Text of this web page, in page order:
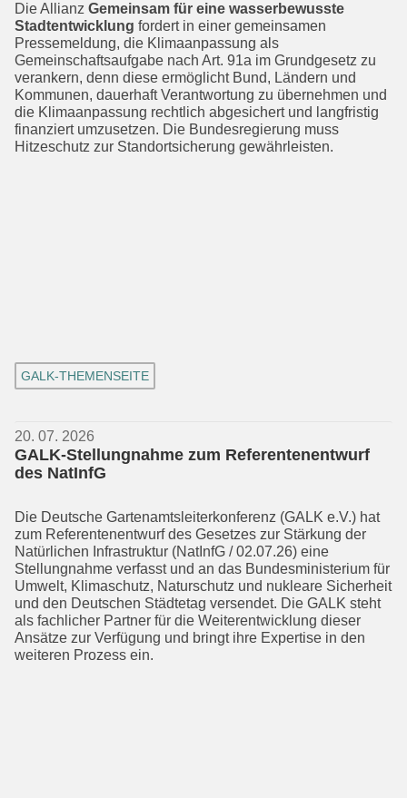
Die Allianz Gemeinsam für eine wasser­bewusste
Stadtentwicklung fordert in einer gemeinsamen
Pressemeldung, die Klimaanpassung als
Gemeinschaftsauf­gabe nach Art. 91a im Grundgesetz zu
verankern, denn diese ermöglicht Bund, Ländern und
Kommunen, dauerhaft Verantwortung zu übernehmen und
die Klimaanpassung rechtlich abgesichert und langfristig
finanziert umzusetzen. Die Bundesregierung muss
Hitzeschutz zur Standortsicherung gewährleisten.
GALK-THEMENSEITE
20. 07. 2026
GALK-Stellungnahme zum Referentenentwurf
des NatInfG
Die Deutsche Gartenamtsleiterkonferenz (GALK e.V.) hat
zum Referentenentwurf des Gesetzes zur Stärkung der
Natürli­chen Infrastruktur (NatInfG / 02.07.26) eine
Stellungnahme verfasst und an das Bundesministerium für
Umwelt, Klima­schutz, Naturschutz und nukleare Sicher­heit
und den Deutschen Städtetag versendet. Die GALK steht
als fachlicher Partner für die Weiterentwicklung dieser
Ansätze zur Verfügung und bringt ihre Expertise in den
weiteren Prozess ein.